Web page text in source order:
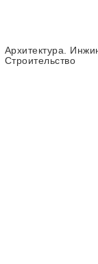
Архитектура.
Строительство